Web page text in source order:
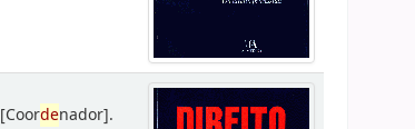
[Coordenador].